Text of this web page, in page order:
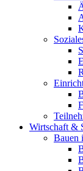
Wirtschaft &
Bauen